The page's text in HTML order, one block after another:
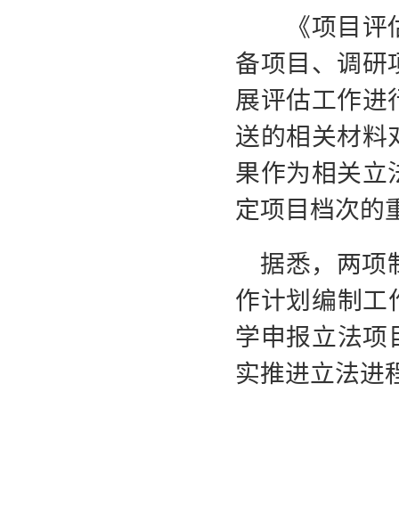
《项目评估
备项目、调研
展评估工作进
送的相关材料
果作为相关立
定项目档次的
据悉，两项
作计划编制工
学申报立法项
实推进立法进